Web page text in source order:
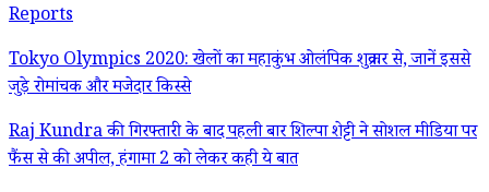
Reports
Tokyo Olympics 2020: खेलों का महाकुंभ ओलंपिक शुक्रवार से, जानें इससे
जुड़े रोमांचक और मजेदार किस्से
Raj Kundra की गिरफ्तारी के बाद पहली बार शिल्पा शेट्टी ने सोशल मीडिया पर
फैंस से की अपील, हंगामा 2 को लेकर कही ये बात